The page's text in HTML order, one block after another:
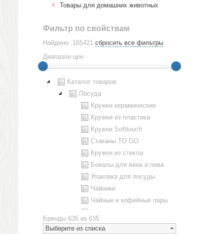
Товары для домашних животных
Фильтр по свойствам
Найдено :165421 сбросить все фильтры
Диапазон цен
Каталог товаров
Посуда
Кружки керамические
Кружки из пластика
Кружки Softtouch
Стаканы TO GO
Кружки из стекла
Бокалы для вина и пива
Упаковка для посуды
Чайники
Чайные и кофейные пары
Наборы посуды
Бренды 635 из 635
Выберите из списка